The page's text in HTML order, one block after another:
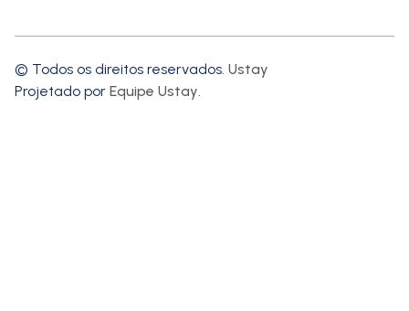
© Todos os direitos reservados. Ustay
Projetado por Equipe Ustay